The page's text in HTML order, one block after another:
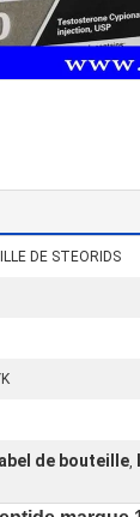
DE STEORIDS
de bouteille,